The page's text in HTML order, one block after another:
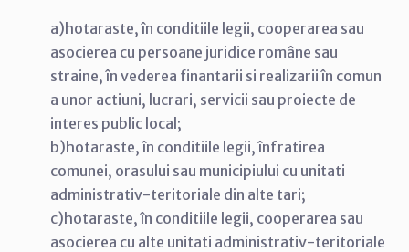
a)hotaraste, în conditiile legii, cooperarea sau
asocierea cu persoane juridice române sau
straine, în vederea finantarii si realizarii în comun
a unor actiuni, lucrari, servicii sau proiecte de
interes public local;
b)hotaraste, în conditiile legii, înfratirea
comunei, orasului sau municipiului cu unitati
administrativ-teritoriale din alte tari;
c)hotaraste, în conditiile legii, cooperarea sau
asocierea cu alte unitati administrativ-teritoriale